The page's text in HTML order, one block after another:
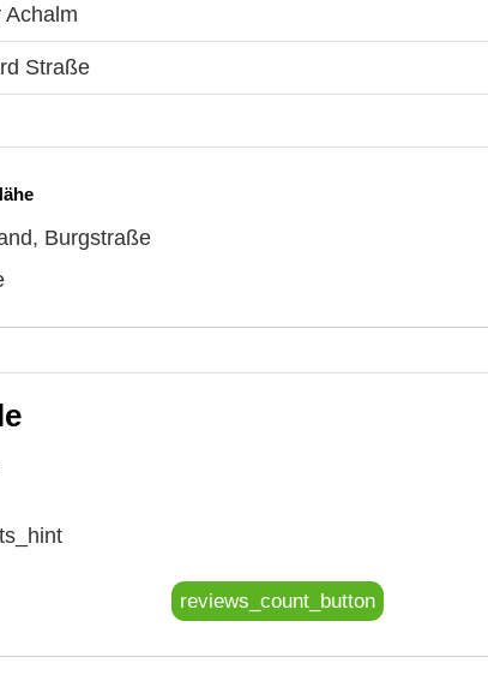
Achalm
Straße
, Burgstraße
reviews_count_button